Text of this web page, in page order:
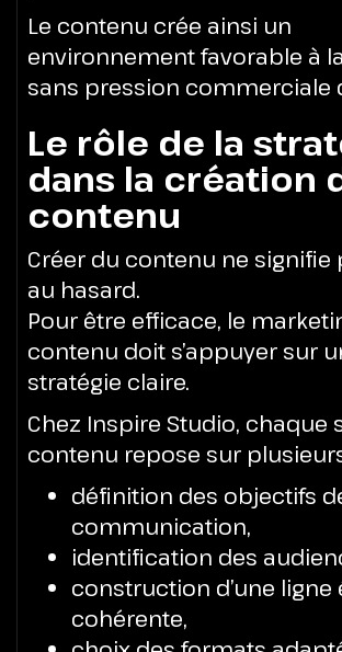
Le contenu crée ainsi un
environnement favorable à
sans pression commerciale
Le rôle de la
dans la création
contenu
Créer du contenu ne
au hasard.
Pour être efficace, le
contenu doit s’appuyer sur
stratégie claire.
Chez Inspire Studio, chaque
contenu repose sur
définition des objectifs
communication,
identification des
construction d’une ligne
cohérente,